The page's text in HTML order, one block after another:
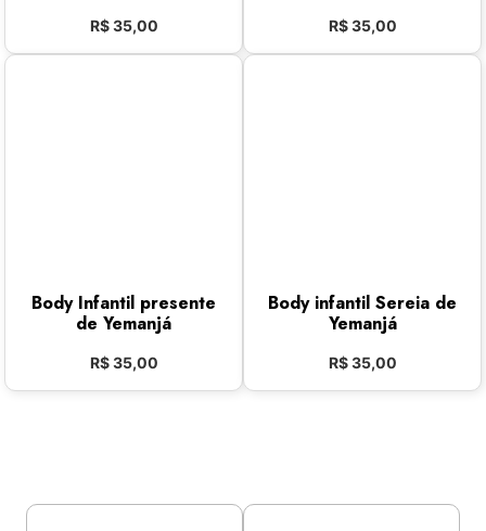
R$35,00 R$35,00
Body Infantil presente
de Yemanjá
R$35,00
Body infantil Sereia de
Yemanjá
R$35,00